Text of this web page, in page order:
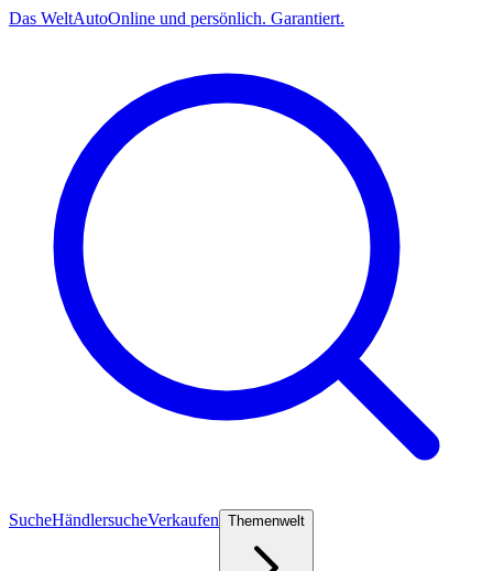
Das WeltAutoOnline und persönlich. Garantiert.
SucheHändlersucheVerkaufen Themenwelt